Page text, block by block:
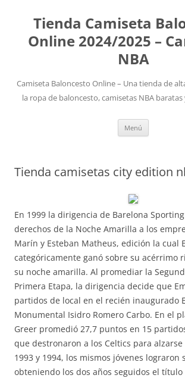
Tienda Camiseta
Online 2024/2025 –
NBA
Camiseta Baloncesto Online – Una tienda de
la ropa de baloncesto, camisetas NBA
Menú
Tienda camisetas city edition
En 1999 la dirigencia de Barelona
derechos de la Noche Amarilla a los
Marín y Esteban Matheus, edición la cual
categóricamente ganó sobre su acérrimo
su noche amarilla. Al promediar la
Primera Etapa, la dirigencia decide que
partidos de local en el recién inaugurado
Monumental Isidro Romero Carbo. En el
Greer promedió 27,7 puntos en 15
que destronaron a los Celtics para
1993 y 1994, los mismos jóvenes lograron
obteniendo los dos años seguidos el título